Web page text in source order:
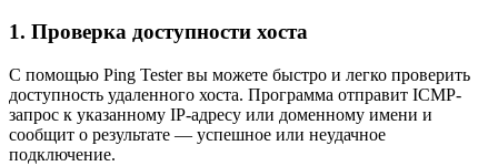
1. Проверка доступности хоста
С помощью Ping Tester вы можете быстро и легко проверить
доступность удаленного хоста. Программа отправит ICMP-
запрос к указанному IP-адресу или доменному имени и
сообщит о результате — успешное или неудачное
подключение.